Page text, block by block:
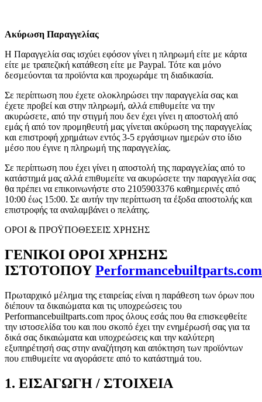
Ακύρωση Παραγγελίας
Η Παραγγελία σας ισχύει εφόσον γίνει η πληρωμή είτε με κάρτα
είτε με τραπεζική κατάθεση είτε με Paypal. Τότε και μόνο
δεσμεύονται τα προϊόντα και προχωράμε τη διαδικασία.
Σε περίπτωση που έχετε ολοκληρώσει την παραγγελία σας και
έχετε προβεί και στην πληρωμή, αλλά επιθυμείτε να την
ακυρώσετε, από την στιγμή που δεν έχει γίνει η αποστολή από
εμάς ή από τον προμηθευτή μας γίνεται ακύρωση της παραγγελίας
και επιστροφή χρημάτων εντός 3-5 εργάσιμων ημερών στο ίδιο
μέσο που έγινε η πληρωμή της παραγγελίας.
Σε περίπτωση που έχει γίνει η αποστολή της παραγγελίας από το
κατάστημά μας αλλά επιθυμείτε να ακυρώσετε την παραγγελία σας
θα πρέπει να επικοινωνήστε στο 2105903376 καθημερινές από
10:00 έως 15:00. Σε αυτήν την περίπτωση τα έξοδα αποστολής και
επιστροφής τα αναλαμβάνει ο πελάτης.
ΟΡΟΙ & ΠΡΟΫΠΟΘΕΣΕΙΣ ΧΡΗΣΗΣ
ΓΕΝΙΚΟΙ ΟΡΟΙ ΧΡΗΣΗΣ
ΙΣΤΟΤΟΠΟΥ Performancebuiltparts.com
Πρωταρχικό μέλημα της εταιρείας είναι η παράθεση των όρων που
διέπουν τα δικαιώματα και τις υποχρεώσεις του
Performancebuiltparts.com προς όλους εσάς που θα επισκεφθείτε
την ιστοσελίδα του και που σκοπό έχει την ενημέρωσή σας για τα
δικά σας δικαιώματα και υποχρεώσεις και την καλύτερη
εξυπηρέτησή σας στην αναζήτηση και απόκτηση των προϊόντων
που επιθυμείτε να αγοράσετε από το κατάστημά του.
1. ΕΙΣΑΓΩΓΗ / ΣΤΟΙΧΕΙΑ